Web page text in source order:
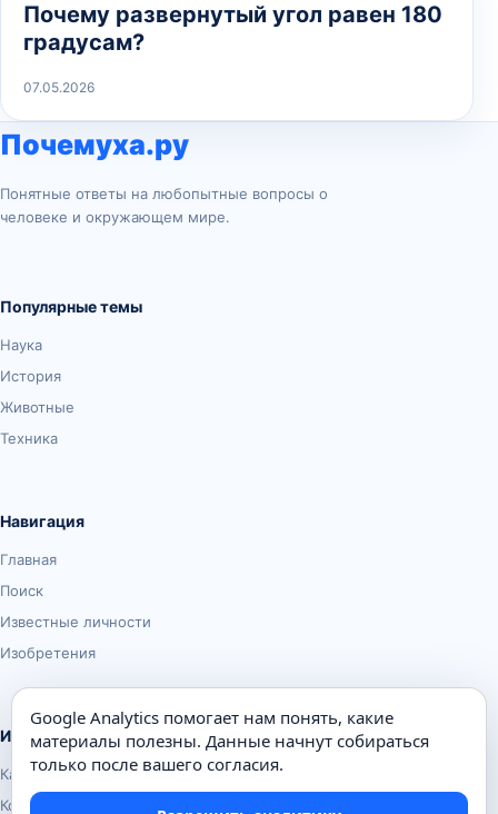
Почему развернутый угол равен 180
градусам?
07.05.2026
Почемуха.ру
Понятные ответы на любопытные вопросы о
человеке и окружающем мире.
Популярные темы
Наука
История
Животные
Техника
Навигация
Главная
Поиск
Известные личности
Изобретения
Информация
Карта сайта
Контакты
Google Analytics помогает нам понять, какие
материалы полезны. Данные начнут собираться
только после вашего согласия.